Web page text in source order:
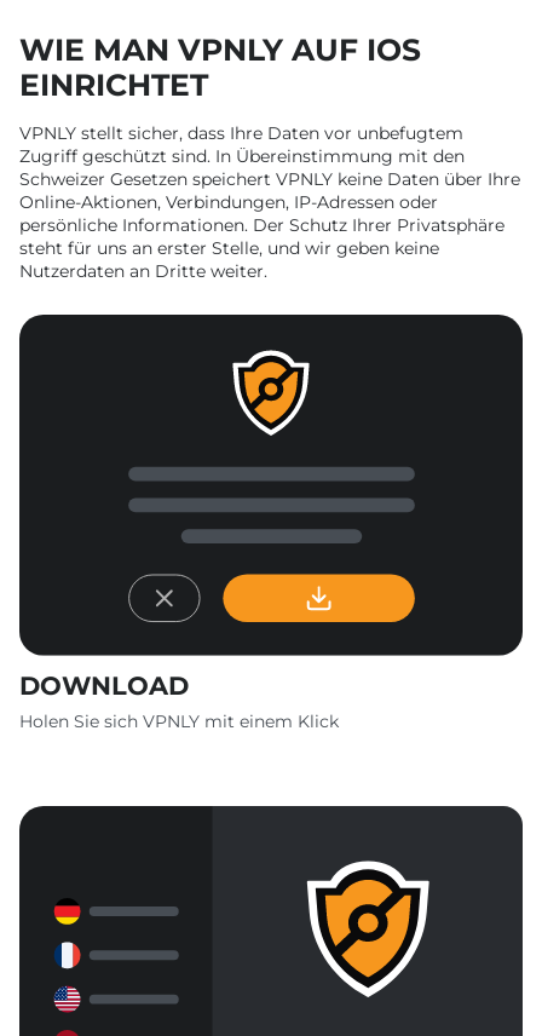
WIE MAN VPNLY AUF IOS
EINRICHTET
VPNLY stellt sicher, dass Ihre Daten vor unbefugtem
Zugriff geschützt sind. In Übereinstimmung mit den
Schweizer Gesetzen speichert VPNLY keine Daten über Ihre
Online-Aktionen, Verbindungen, IP-Adressen oder
persönliche Informationen. Der Schutz Ihrer Privatsphäre
steht für uns an erster Stelle, und wir geben keine
Nutzerdaten an Dritte weiter.
DOWNLOAD
Holen Sie sich VPNLY mit einem Klick